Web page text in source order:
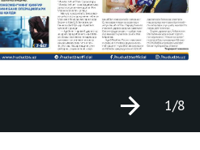
1/8